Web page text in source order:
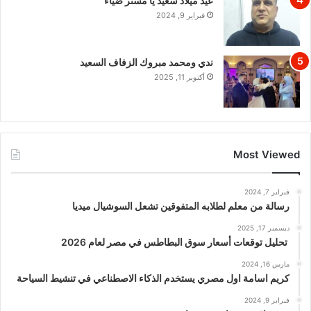
فبراير 9, 2024
ندي ومحمد مبروك الزفاف السعيد
أكتوبر 11, 2025
Most Viewed
فبراير 7, 2024
رسالة من معلم لطلابه المتفوقين تشعل السوشيال ميديا
ديسمبر 17, 2025
تحليل توقعات أسعار سوق البطاطس في مصر لعام 2026
مارس 16, 2024
كريم اسامة اول مصري يستخدم الذكاء الاصطناعي في تنشيط السياحة
فبراير 9, 2024